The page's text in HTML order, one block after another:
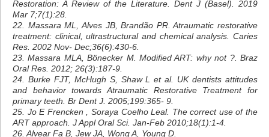
Restoration: A Review of the Literature. Dent J (Basel). 2019
Mar 7;7(1):28.
22. Massara ML, Alves JB, Brandão PR. Atraumatic restorative
treatment: clinical, ultrastructural and chemical analysis. Caries
Res. 2002 Nov- Dec;36(6):430-6.
23. Massara MLA, Bönecker M. Modified ART: why not ?. Braz
Oral Res. 2012; 26(3):187-9.
24. Burke FJT, McHugh S, Shaw L et al. UK dentists attitudes
and behavior towards Atraumatic Restorative Treatment for
primary teeth. Br Dent J. 2005;199:365- 9.
25. Jo E Frencken , Soraya Coelho Leal. The correct use of the
ART approach. J Appl Oral Sci. Jan-Feb 2010;18(1):1-4.
26. Alvear Fa B, Jew JA, Wong A, Young D.